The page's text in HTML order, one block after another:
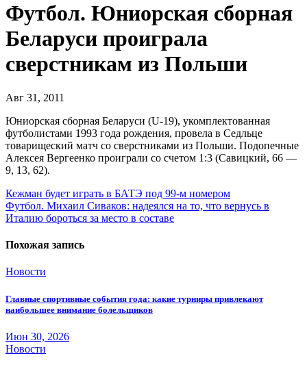
Футбол. Юниорская сборная
Беларуси проиграла
сверстникам из Польши
Авг 31, 2011
Юниорская сборная Беларуси (U-19), укомплектованная
футболистами 1993 года рождения, провела в Седльце
товарищеский матч со сверстниками из Польши. Подопечные
Алексея Вергеенко проиграли со счетом 1:3 (Савицкий, 66 —
9, 13, 62).
Навигация
по
Кежман будет играть в БАТЭ под 99-м номером
Футбол. Михаил Сиваков: надеялся на то, что вернусь в
Италию бороться за место в составе
Похожая запись
Новости
Главные спортивные события года: какие турниры привлекают
наибольшее внимание болельщиков
Июн 30, 2026
Новости